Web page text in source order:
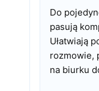
Do
pasują
Ułatwiają
rozmowie,
na biurku